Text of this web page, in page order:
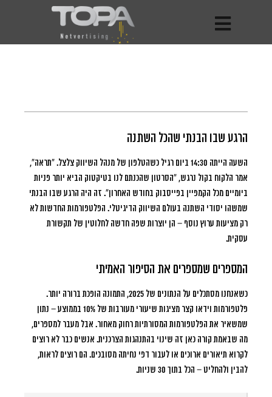
הרגע שבו הבנתי שהכל השתנה
השעה הייתה 14:30 ביום רגיל כשהטלפון של מנהל השיווק צלצל.
“תראה”,
אמר הלקוח בקול נרגש, “הסרטון שהכנתם לנו בטיקטוק הביא יותר פניות
ביומיים מכל הקמפיין בפייסבוק בחודש האחרון”. זה היה הרגע שבו הבנתי
שמשהו יסודי השתנה בעולם השיווק הדיגיטלי. הפלטפורמות החדשות לא
רק מציעות ערוץ נוסף – הן יוצרות שפה חדשה לחלוטין של תקשורת
עסקית.
המספרים שמספרים את הסיפור האמיתי
כשאנחנו מסתכלים על הנתונים של 2025, התמונה הופכת ברורה יותר.
פלטפורמות וידאו קצר מציגות שיעורי מעורבות של 10% בממוצע
– נתון
שמשאיר את הפלטפורמות המסורתיות רחוק מאחור. אבל מעבר למספרים,
מה שבאמת קורה כאן זה שינוי בהתנהגות הצרכנית. אנשים כבר לא רוצים
לקרוא תיאורים ארוכים או לעבור דפי נחיתה מסובכים. הם רוצים לראות,
להבין ולהחליט – הכל בתוך 30 שניות.